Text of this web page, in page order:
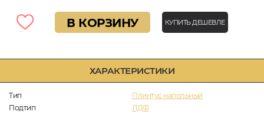
ХАРАКТЕРИСТИКИ
Тип
Плинтус напольный
Подтип
ЛДФ
В КОРЗИНУ КУПИТЬ ДЕШЕВЛЕ